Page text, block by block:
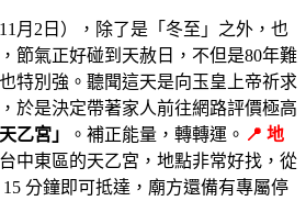
月2日），除了是「冬至」之外，也
節氣正好碰到天赦日，不但是80年難
特別強。聽聞這天是向玉皇上帝祈求
於是決定帶著家人前往網路評價極高
天乙宮」 。補正能量，轉轉運。 📍 地
中東區的天乙宮，地點非常好找，從
分鐘即可抵達，廟方還備有專屬停